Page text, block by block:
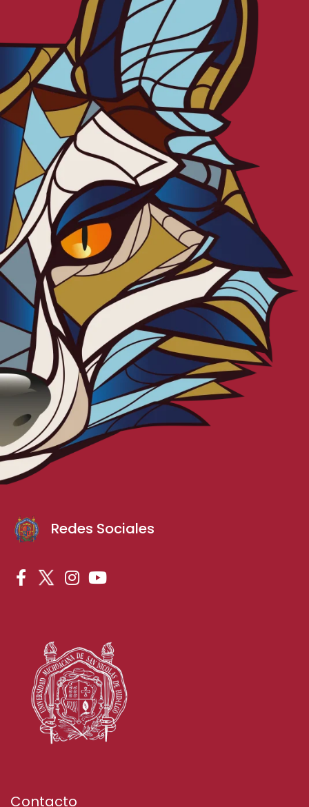
Redes Sociales
Contacto